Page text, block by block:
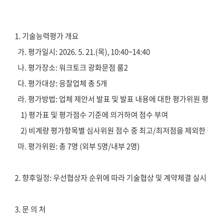
1. 기술능력평가 개요
가. 평가일시: 2026. 5. 21.(목), 10:40~14:40
나. 평가장소: 워크토크 광화문점 룸2
다. 평가대상: 응찰업체 총 5개
라. 평가방법: 업체 제안서 발표 및 발표 내용에 대한 평가위원
1) 평가표 및 평가점수 기준에 의거하여 점수 부여
2) 비계량 평가항목별 심사위원 점수 중 최고/최저점을 제외
마. 평가위원: 총 7명 (외부 5명/내부 2명)
2. 향후일정: 우선협상자 순위에 따라 기술협상 및 계약체결 실시
3. 문 의 처